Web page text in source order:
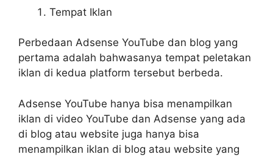
Tempat Iklan
Perbedaan Adsense YouTube dan blog yang
pertama adalah bahwasanya tempat peletakan
iklan di kedua platform tersebut berbeda.
Adsense YouTube hanya bisa menampilkan
iklan di video YouTube dan Adsense yang ada
di blog atau website juga hanya bisa
menampilkan iklan di blog atau website yang